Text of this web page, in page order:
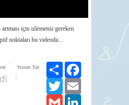
için izlemeniz gereken
noktaları bu videoda...
Yorum Yaz Paylaş
Twitter
Gmail